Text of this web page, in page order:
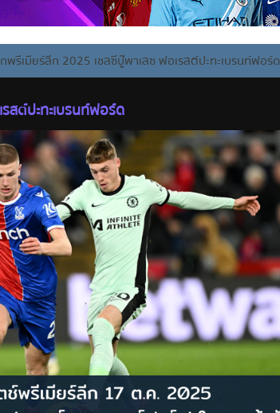
รีเมียร์ลีก 2025 เชลซีบู๊พาเลซ ฟอเรสต์ปะทะเบรนท์ฟอร์ด
สต์ปะทะเบรนท์ฟอร์ด